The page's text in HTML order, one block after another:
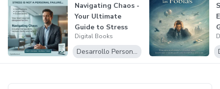
Navigating Chaos -
Your Ultimate
Guide to Stress
Digital Books
Desarrollo Personal